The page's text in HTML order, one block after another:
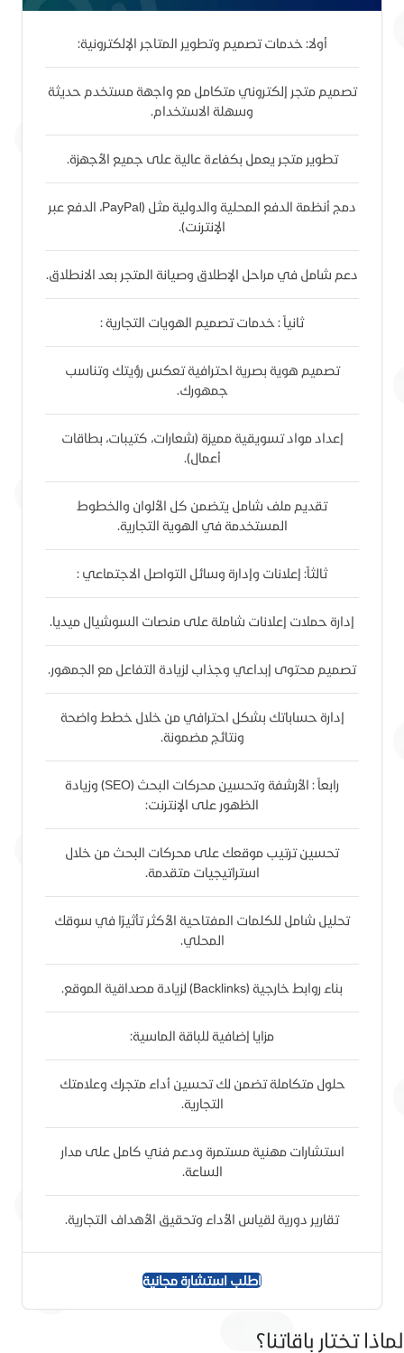
أولا: خدمات تصميم وتطوير المتاجر الإلكترونية:
تصميم متجر إلكتروني متكامل مع واجهة مستخدم حديثة
وسهلة الاستخدام.
تطوير متجر يعمل بكفاءة عالية على جميع الأجهزة.
دمج أنظمة الدفع المحلية والدولية مثل (PayPal، الدفع عبر
الإنترنت).
دعم شامل في مراحل الإطلاق وصيانة المتجر بعد الانطلاق.
ثانياً : خدمات تصميم الهويات التجارية :
تصميم هوية بصرية احترافية تعكس رؤيتك وتناسب
جمهورك.
إعداد مواد تسويقية مميزة (شعارات، كتيبات، بطاقات
أعمال).
تقديم ملف شامل يتضمن كل الألوان والخطوط
المستخدمة في الهوية التجارية.
ثالثاً: إعلانات وإدارة وسائل التواصل الاجتماعي :
إدارة حملات إعلانات شاملة على منصات السوشيال ميديا.
تصميم محتوى إبداعي وجذاب لزيادة التفاعل مع الجمهور.
إدارة حساباتك بشكل احترافي من خلال خطط واضحة
ونتائج مضمونة.
رابعاً : الأرشفة وتحسين محركات البحث (SEO) وزيادة
الظهور على الإنترنت:
تحسين ترتيب موقعك على محركات البحث من خلال
استراتيجيات متقدمة.
تحليل شامل للكلمات المفتاحية الأكثر تأثيرًا في سوقك
المحلي.
بناء روابط خارجية (Backlinks) لزيادة مصداقية الموقع.
مزايا إضافية للباقة الماسية:
حلول متكاملة تضمن لك تحسين أداء متجرك وعلامتك
التجارية.
استشارات مهنية مستمرة ودعم فني كامل على مدار
الساعة.
تقارير دورية لقياس الأداء وتحقيق الأهداف التجارية.
اطلب استشارة مجانية
لماذا تختار باقاتنا؟